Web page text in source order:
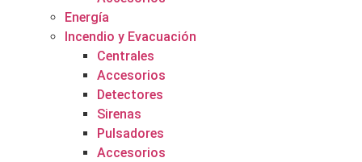
Energía
Incendio y Evacuación
Centrales
Accesorios
Detectores
Sirenas
Pulsadores
Accesorios